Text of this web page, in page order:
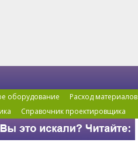
оборудование
Расход материалов
Справочник проектировщика